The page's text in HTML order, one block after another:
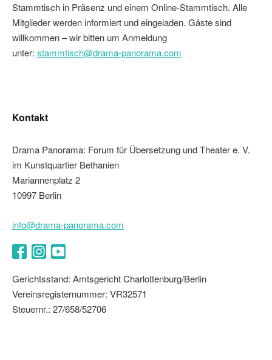
Stammtisch in Präsenz und einem Online-Stammtisch. Alle
Mitglieder werden informiert und eingeladen. Gäste sind
willkommen – wir bitten um Anmeldung
unter: stammtisch@drama-panorama.com
Kontakt
Drama Panorama: Forum für Übersetzung und Theater e. V.
im Kunstquartier Bethanien
Mariannenplatz 2
10997 Berlin
info@drama-panorama.com
Gerichtsstand: Amtsgericht Charlottenburg/Berlin
Vereinsregisternummer: VR32571
Steuernr.: 27/658/52706